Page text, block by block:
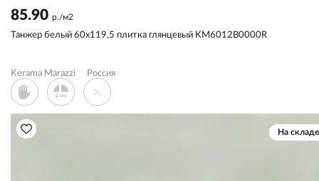
85.90 р./м2
Танжер белый 60x119,5 плитка глянцевый KM6012B0000R
Kerama Marazzi Россия
На складе